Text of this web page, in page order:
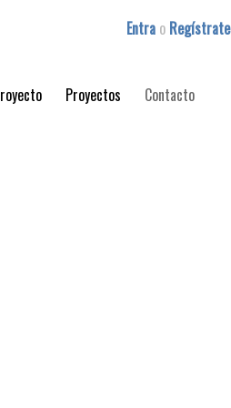
Entra o Regístrate
Proyectos Contacto